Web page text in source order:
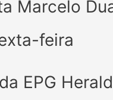
Marcelo
feira
EPG